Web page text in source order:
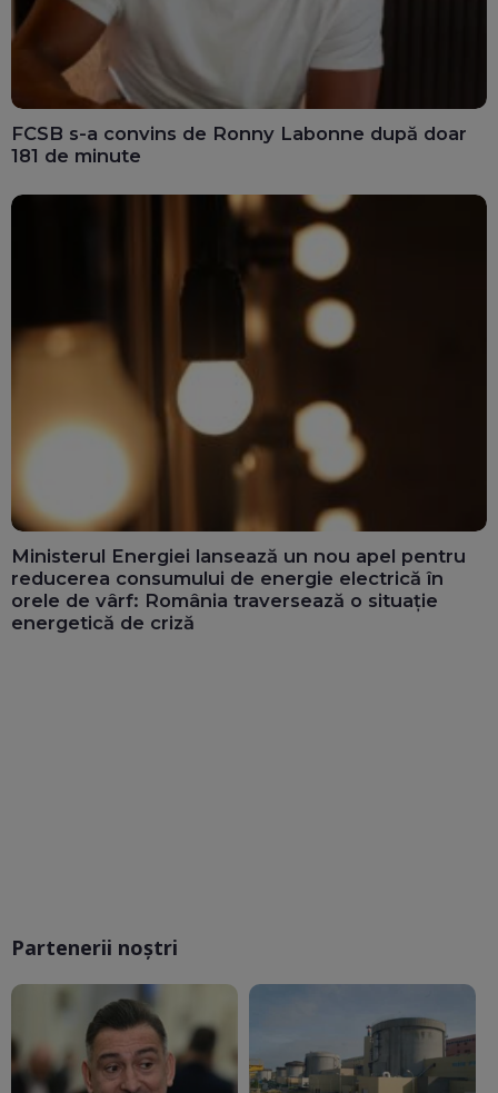
FCSB s-a convins de Ronny Labonne după doar
181 de minute
Ministerul Energiei lansează un nou apel pentru
reducerea consumului de energie electrică în
orele de vârf: România traversează o situație
energetică de criză
Partenerii noștri